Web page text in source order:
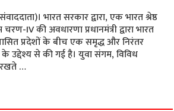
भारत सरकार द्वारा, एक भारत श्रेष्ठ
IV की अवधारणा प्रधानमंत्री द्वारा भारत
प्रदेशों के बीच एक समृद्ध और निरंतर
उद्देश्य से की गई है। युवा संगम, विविध
…